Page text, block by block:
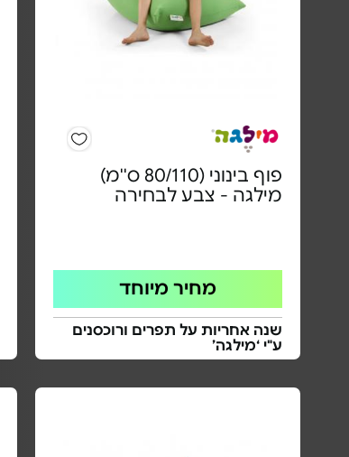
פוף בינוני (80/110 ס''מ)
מילגה - צבע לבחירה
מחיר מיוחד
שנה אחריות על תפרים ורוכסנים
ע"י ‘מילגה’